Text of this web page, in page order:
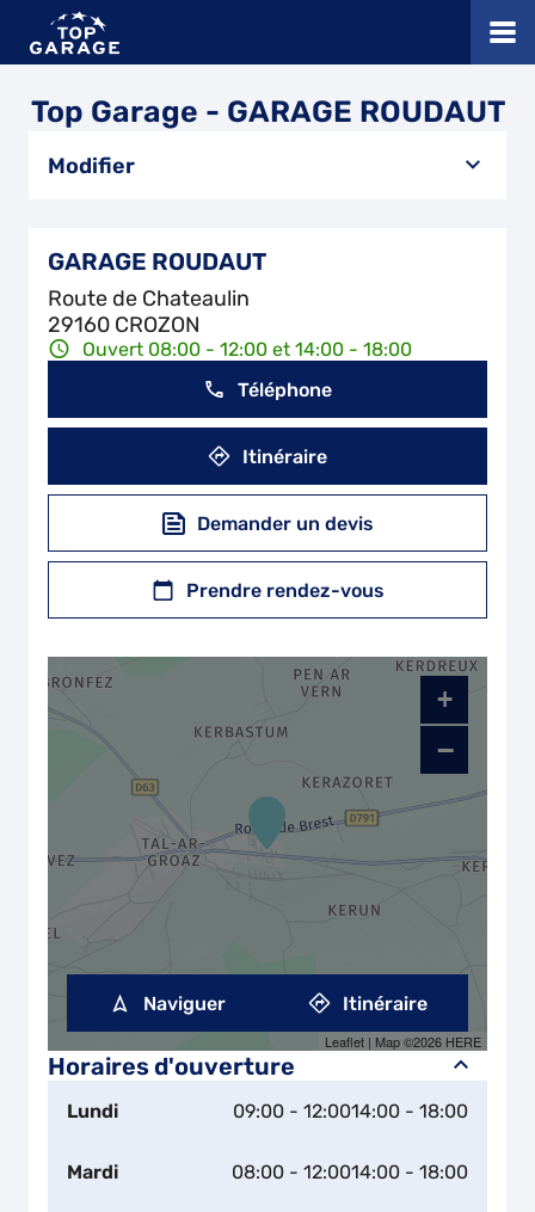
Top Garage - GARAGE ROUDAUT
Modifier
GARAGE ROUDAUT
Route de Chateaulin
29160 CROZON
Ouvert 08:00 - 12:00 et 14:00 - 18:00
Téléphone
Itinéraire
Demander un devis
Prendre rendez-vous
Horaires d'ouverture
Lundi 09:00 - 12:0014:00 - 18:00
Mardi 08:00 - 12:0014:00 - 18:00
+
−
Leaflet | Map ©2026 HERE
Naviguer Itinéraire